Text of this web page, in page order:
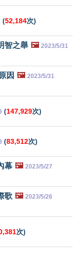
(52,184次)
智之舉 🖼️ 2023/5/31
因 🖼️ 2023/5/31
(147,929次)
(83,512次)
幕 🖼️ 2023/5/27
歌 🖼️ 2023/5/26
次)